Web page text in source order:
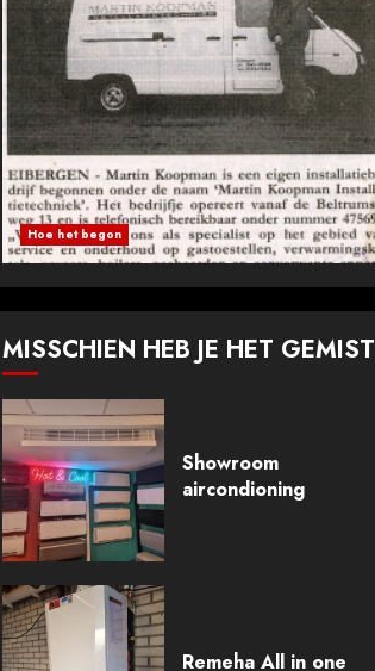
Hoe het begon
MISSCHIEN HEB JE HET GEMIST
Showroom
aircondioning
Remeha All in one